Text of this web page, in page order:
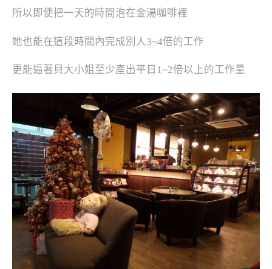
所以即使把一天的時間泡在金湯咖啡裡
她也能在這段時間內完成別人3~4倍的工作
更能逼著貝大小姐至少產出平日1~2倍以上的工作量